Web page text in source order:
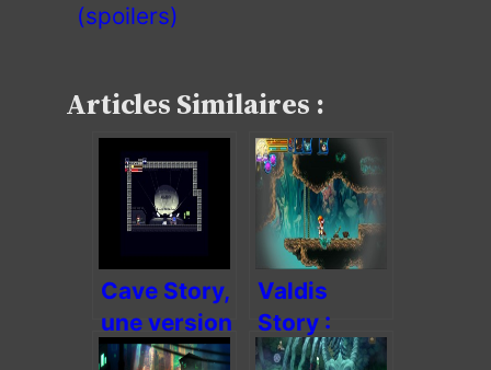
(spoilers)
Articles Similaires :
Cave Story,
une version
« plus »
Valdis
Story :
Abyssal